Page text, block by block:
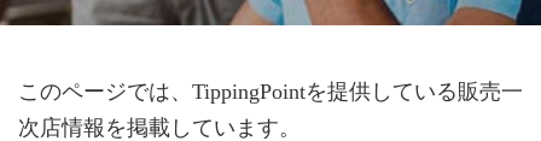
このページでは、TippingPointを提供している販売一
次店情報を掲載しています。